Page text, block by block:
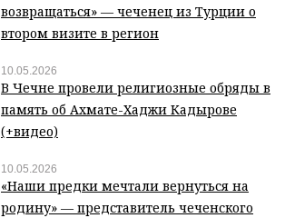
возвращаться» — чеченец из Турции о
втором визите в регион
10.05.2026
В Чечне провели религиозные обряды в
память об Ахмате-Хаджи Кадырове
(+видео)
10.05.2026
«Наши предки мечтали вернуться на
родину» — представитель чеченского